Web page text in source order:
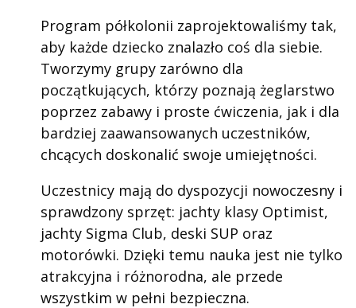
Program półkolonii zaprojektowaliśmy tak,
aby każde dziecko znalazło coś dla siebie.
Tworzymy grupy zarówno dla
początkujących, którzy poznają żeglarstwo
poprzez zabawy i proste ćwiczenia, jak i dla
bardziej zaawansowanych uczestników,
chcących doskonalić swoje umiejętności.
Uczestnicy mają do dyspozycji nowoczesny i
sprawdzony sprzęt: jachty klasy Optimist,
jachty Sigma Club, deski SUP oraz
motorówki. Dzięki temu nauka jest nie tylko
atrakcyjna i różnorodna, ale przede
wszystkim w pełni bezpieczna.